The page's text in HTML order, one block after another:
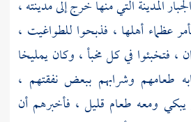
الجبار المدينة التي منها خرج إلى مدينته ،
عظماء أهلها ، فذبحوا للطواغيت ،
، فتخبئوا في كل مخبأ ، وكان يمليخا
طعامهم وشرابهم ببعض نفقتهم ،
ومعه طعام قليل ، فأخبرهم أن